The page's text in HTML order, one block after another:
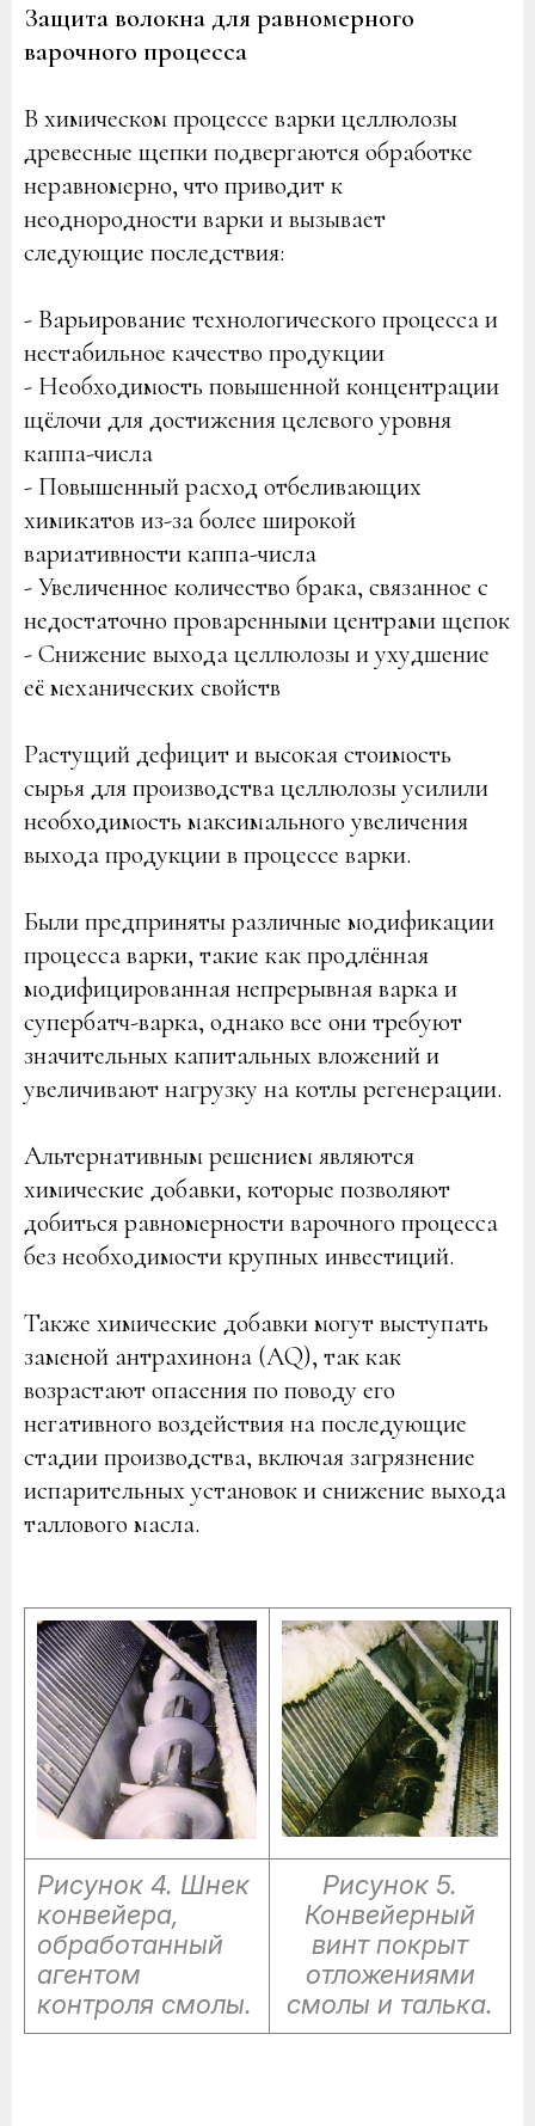
Защита волокна для равномерного
варочного процесса
В химическом процессе варки целлюлозы
древесные щепки подвергаются обработке
неравномерно, что приводит к
неоднородности варки и вызывает
следующие последствия:
- Варьирование технологического процесса и
нестабильное качество продукции
- Необходимость повышенной концентрации
щёлочи для достижения целевого уровня
каппа-числа
- Повышенный расход отбеливающих
химикатов из-за более широкой
вариативности каппа-числа
- Увеличенное количество брака, связанное с
недостаточно проваренными центрами щепок
- Снижение выхода целлюлозы и ухудшение
её механических свойств
Растущий дефицит и высокая стоимость
сырья для производства целлюлозы усилили
необходимость максимального увеличения
выхода продукции в процессе варки.
Были предприняты различные модификации
процесса варки, такие как продлённая
модифицированная непрерывная варка и
супербатч-варка, однако все они требуют
значительных капитальных вложений и
увеличивают нагрузку на котлы регенерации.
Альтернативным решением являются
химические добавки, которые позволяют
добиться равномерности варочного процесса
без необходимости крупных инвестиций.
Также химические добавки могут выступать
заменой антрахинона (AQ), так как
возрастают опасения по поводу его
негативного воздействия на последующие
стадии производства, включая загрязнение
испарительных установок и снижение выхода
таллового масла.
Рисунок 4. Шнек
конвейера,
обработанный
агентом
контроля смолы.
Рисунок 5.
Конвейерный
винт покрыт
отложениями
смолы и талька.